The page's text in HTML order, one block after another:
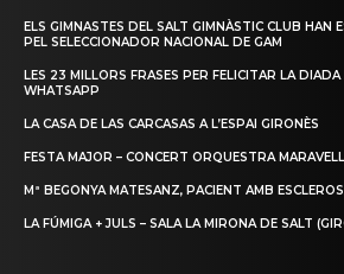
ELS GIMNASTES DEL SALT GIMNÀSTIC CLUB HAN
PEL SELECCIONADOR NACIONAL DE GAM
LES 23 MILLORS FRASES PER FELICITAR LA
WHATSAPP
LA CASA DE LAS CARCASAS A L’ESPAI GIRONÈS
FESTA MAJOR – CONCERT ORQUESTRA
Mª BEGONYA MATESANZ, PACIENT AMB
LA FÚMIGA + JULS – SALA LA MIRONA DE SALT